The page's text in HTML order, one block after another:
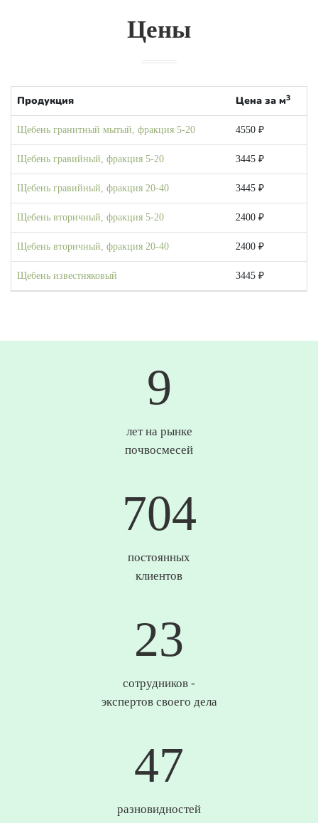
Цены
Продукция Цена за м3
Щебень гранитный мытый, фракция 5-20 4550 ₽
Щебень гравийный, фракция 5-20 3445 ₽
Щебень гравийный, фракция 20-40 3445 ₽
Щебень вторичный, фракция 5-20 2400 ₽
Щебень вторичный, фракция 20-40 2400 ₽
Щебень известняковый 3445 ₽
10
лет на рынке
почвосмесей
735
постоянных
клиентов
24
сотрудников -
экспертов своего дела
49
разновидностей